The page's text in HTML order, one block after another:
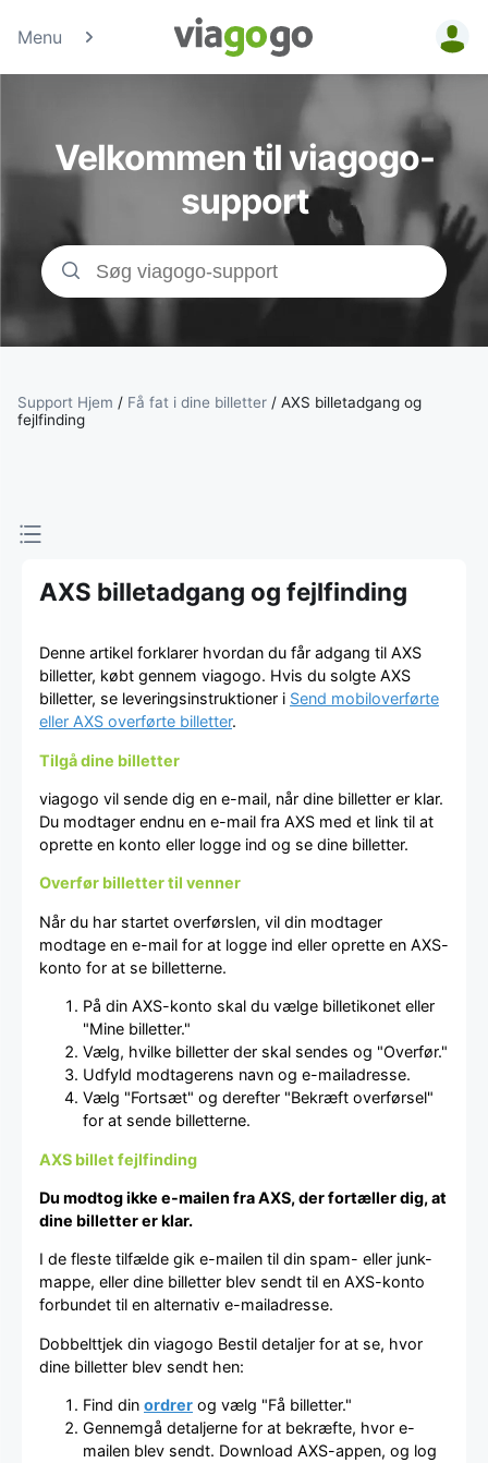
Menu
Billetter -
Sports- &amp;
Teaterbilletter |
viagogo-
Velkommen til viagogo-
support
Support Hjem / Få fat i dine billetter / AXS billetadgang og
fejlfinding
AXS billetadgang og fejlfinding
Denne artikel forklarer hvordan du får adgang til AXS
billetter, købt gennem viagogo. Hvis du solgte AXS
billetter, se leveringsinstruktioner i Send mobiloverførte
eller AXS overførte billetter.
Tilgå dine billetter
viagogo vil sende dig en e-mail, når dine billetter er klar.
Du modtager endnu en e-mail fra AXS med et link til at
oprette en konto eller logge ind og se dine billetter.
Overfør billetter til venner
Når du har startet overførslen, vil din modtager
modtage en e-mail for at logge ind eller oprette en AXS-
konto for at se billetterne.
På din AXS-konto skal du vælge billetikonet eller
"Mine billetter."
Vælg, hvilke billetter der skal sendes og "Overfør."
Udfyld modtagerens navn og e-mailadresse.
Vælg "Fortsæt" og derefter "Bekræft overførsel"
for at sende billetterne.
AXS billet fejlfinding
Du modtog ikke e-mailen fra AXS, der fortæller dig, at
dine billetter er klar.
I de fleste tilfælde gik e-mailen til din spam- eller junk-
mappe, eller dine billetter blev sendt til en AXS-konto
forbundet til en alternativ e-mailadresse.
Dobbelttjek din viagogo Bestil detaljer for at se, hvor
dine billetter blev sendt hen:
Find din ordrer og vælg "Få billetter."
Gennemgå detaljerne for at bekræfte, hvor e-
mailen blev sendt. Download AXS-appen, og log